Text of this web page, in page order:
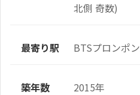
北側 奇数)
最寄り駅 BTSプロンポ
築年数 2015年